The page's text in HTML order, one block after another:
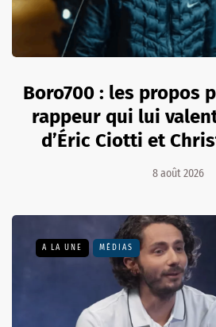
Boro700 : les propos
rappeur qui lui
d’Éric Ciotti et
8 août 2026
A LA UNE MÉDIAS